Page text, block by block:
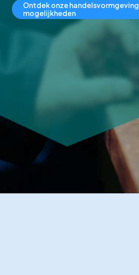
Ontdek onze handelsvormgeving
mogelijkheden